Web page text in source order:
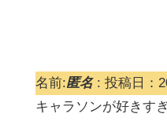
名前:匿名: 投稿日：
キャラソンが好きす